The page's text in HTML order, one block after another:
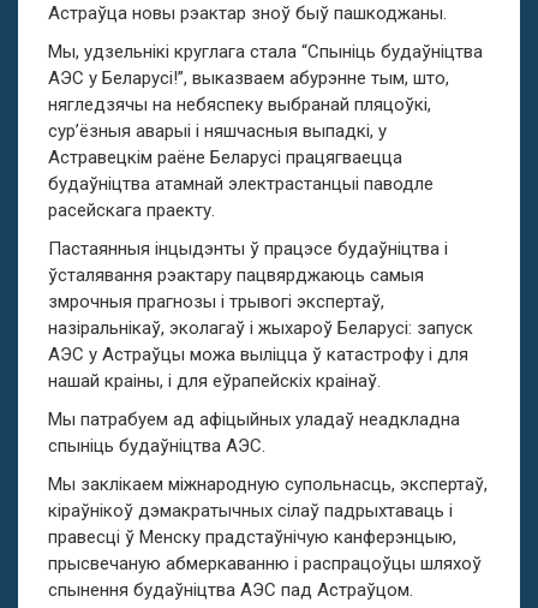
Астраўца новы рэактар зноў быў пашкоджаны.
Мы, удзельнікі круглага стала “Спыніць будаўніцтва
АЭС у Беларусі!”, выказваем абурэнне тым, што,
нягледзячы на небяспеку выбранай пляцоўкі,
сур’ёзныя аварыі і няшчасныя выпадкі, у
Астравецкім раёне Беларусі працягваецца
будаўніцтва атамнай электрастанцыі паводле
расейскага праекту.
Пастаянныя інцыдэнты ў працэсе будаўніцтва і
ўсталявання рэактару пацвярджаюць самыя
змрочныя прагнозы і трывогі экспертаў,
назіральнікаў, эколагаў і жыхароў Беларусі: запуск
АЭС у Астраўцы можа выліцца ў катастрофу і для
нашай краіны, і для еўрапейскіх краінаў.
Мы патрабуем ад афіцыйных уладаў неадкладна
спыніць будаўніцтва АЭС.
Мы заклікаем міжнародную супольнасць, экспертаў,
кіраўнікоў дэмакратычных сілаў падрыхтаваць і
правесці ў Менску прадстаўнічую канферэнцыю,
прысвечаную абмеркаванню і распрацоўцы шляхоў
спынення будаўніцтва АЭС пад Астраўцом.